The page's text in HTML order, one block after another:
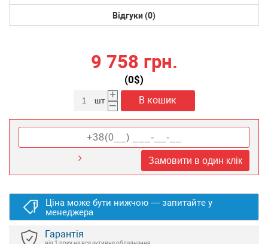
Відгуки (0)
9 758 грн.
(0$)
+
–
В кошик
шт
Замовити в один клік
Ціна може бути нижчою — запитайте у
менеджера
Гарантія